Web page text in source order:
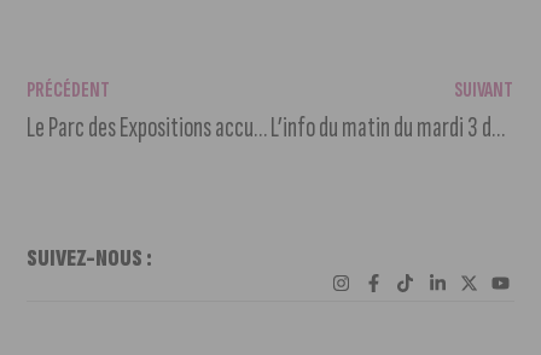
PRÉCÉDENT
Le Parc des Expositions accueille le Parcours du goût 2024
SUIVANT
L’info du matin du mardi 3 décembre 2024
SUIVEZ-NOUS :